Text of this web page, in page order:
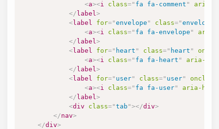
<a><i class=" fa fa-comment "
aria-
</ label>
<label for="envelope " class="envelope
<a><i class=" fa fa-envelope "
aria-
</ label>
<label for=" heart " class=" heart "
<a><i class=" fa fa-heart "
aria-
</ label>
<label for=" user" class=" user" onclick
<a><i class=" fa fa-user"
aria-
</ label>
<div class="tab "></div>
</nav>
</div>